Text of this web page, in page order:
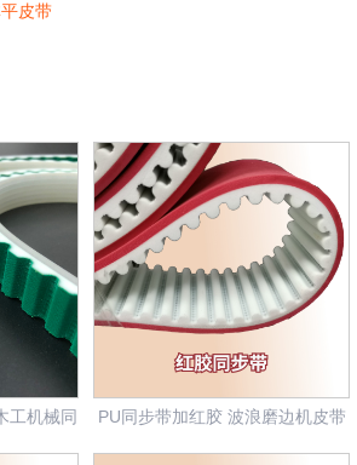
皮带
工机械同
PU同步带加红胶 波浪磨边机皮带